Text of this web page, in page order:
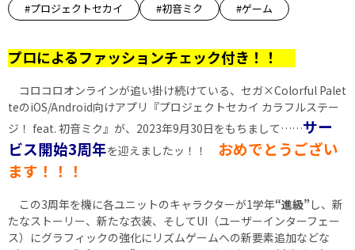
#プロジェクトセカイ
#初音ミク #ゲーム
プロによるファッションチェック付き！！
コロコロオンラインが追い掛け続けている、セガ×Colorful Palet
teのiOS/Android向けアプリ『プロジェクトセカイ カラフルステー
ジ！ feat. 初音ミク』が、2023年9月30日をもちまして……サー
ビス開始3周年を迎えましたッ！！ おめでとうござい
ます！！！
この3周年を機に各ユニットのキャラクターが1学年“進級”し、新
たなストーリー、新たな衣装、そしてUI（ユーザーインターフェー
ス）にグラフィックの強化にリズムゲームへの新要素追加などな